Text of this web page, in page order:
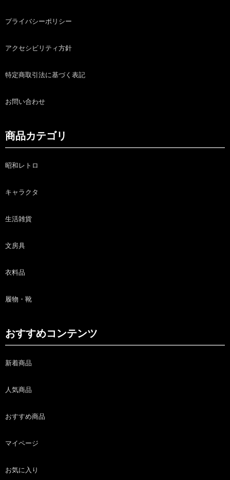
プライバシーポリシー
アクセシビリティ方針
特定商取引法に基づく表記
お問い合わせ
商品カテゴリ
昭和レトロ
キャラクタ
生活雑貨
文房具
衣料品
履物・靴
おすすめコンテンツ
新着商品
人気商品
おすすめ商品
マイページ
お気に入り